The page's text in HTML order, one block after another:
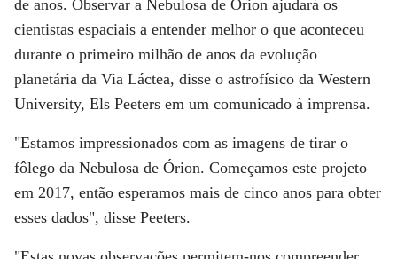
de anos. Observar a Nebulosa de Órion ajudará os
cientistas espaciais a entender melhor o que aconteceu
durante o primeiro milhão de anos da evolução
planetária da Via Láctea, disse o astrofísico da Western
University, Els Peeters em um comunicado à imprensa.
"Estamos impressionados com as imagens de tirar o
fôlego da Nebulosa de Órion. Começamos este projeto
em 2017, então esperamos mais de cinco anos para obter
esses dados", disse Peeters.